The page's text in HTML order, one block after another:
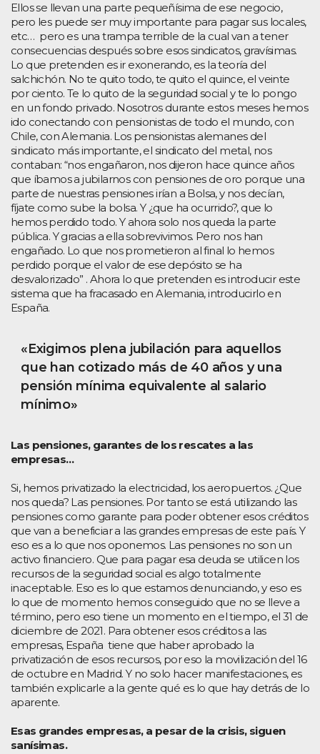
Ellos se llevan una parte pequeñísima de ese negocio,
pero les puede ser muy importante para pagar sus locales,
etc… pero es una trampa terrible de la cual van a tener
consecuencias después sobre esos sindicatos, gravísimas.
Lo que pretenden es ir exonerando, es la teoría del
salchichón. No te quito todo, te quito el quince, el veinte
por ciento. Te lo quito de la seguridad social y te lo pongo
en un fondo privado. Nosotros durante estos meses hemos
ido conectando con pensionistas de todo el mundo, con
Chile, con Alemania. Los pensionistas alemanes del
sindicato más importante, el sindicato del metal, nos
contaban: “nos engañaron, nos dijeron hace quince años
que íbamos a jubilarnos con pensiones de oro porque una
parte de nuestras pensiones irían a Bolsa, y nos decían,
fíjate como sube la bolsa. Y ¿que ha ocurrido?, que lo
hemos perdido todo. Y ahora solo nos queda la parte
pública. Y gracias a ella sobrevivimos. Pero nos han
engañado. Lo que nos prometieron al final lo hemos
perdido porque el valor de ese depósito se ha
desvalorizado” . Ahora lo que pretenden es introducir este
sistema que ha fracasado en Alemania, introducirlo en
España.
«Exigimos plena jubilación para aquellos
que han cotizado más de 40 años y una
pensión mínima equivalente al salario
mínimo»
Las pensiones, garantes de los rescates a las
empresas…
Si, hemos privatizado la electricidad, los aeropuertos. ¿Que
nos queda? Las pensiones. Por tanto se está utilizando las
pensiones como garante para poder obtener esos créditos
que van a beneficiar a las grandes empresas de este país. Y
eso es a lo que nos oponemos. Las pensiones no son un
activo financiero. Que para pagar esa deuda se utilicen los
recursos de la seguridad social es algo totalmente
inaceptable. Eso es lo que estamos denunciando, y eso es
lo que de momento hemos conseguido que no se lleve a
término, pero eso tiene un momento en el tiempo, el 31 de
diciembre de 2021. Para obtener esos créditos a las
empresas, España tiene que haber aprobado la
privatización de esos recursos, por eso la movilización del 16
de octubre en Madrid. Y no solo hacer manifestaciones, es
también explicarle a la gente qué es lo que hay detrás de lo
aparente.
Esas grandes empresas, a pesar de la crisis, siguen
sanísimas.